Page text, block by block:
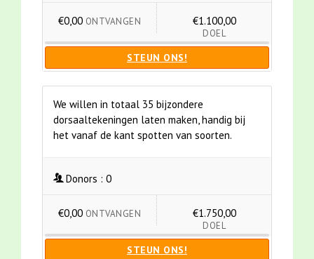
€0,00 ONTVANGEN €1.100,00
DOEL
STEUN ONS!
We willen in totaal 35 bijzondere
dorsaaltekeningen laten maken, handig bij
het vanaf de kant spotten van soorten.
Donors : 0
€0,00 ONTVANGEN €1.750,00
DOEL
STEUN ONS!